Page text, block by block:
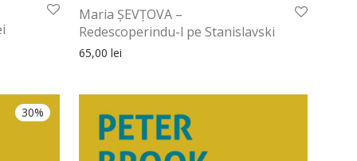
Maria ȘEVȚOVA –
Redescoperindu-l pe Stanislavski
65,00 lei
30%